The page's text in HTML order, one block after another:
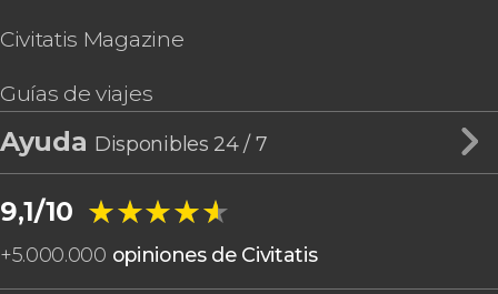
Civitatis Magazine
Guías de viajes
Ayuda Disponibles 24 / 7
9,1/10 ★★★★★
★★★★★
+5.000.000 opiniones de Civitatis